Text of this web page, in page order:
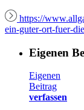
https://
ein-guter-ort-fuer-
Eigenen
Eigenen
Beitrag
verfassen